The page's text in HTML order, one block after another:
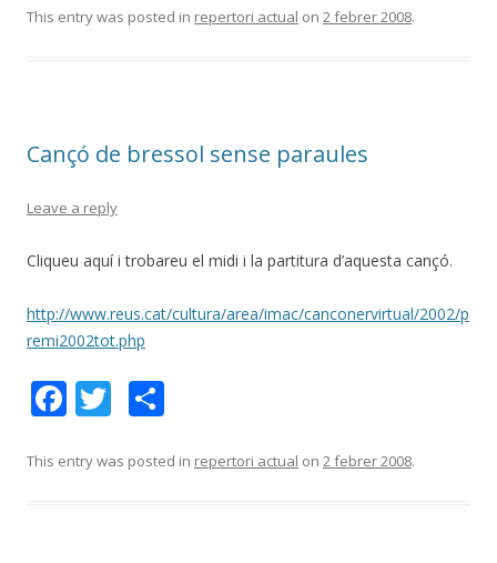
e
k
itt m
ix
This entry was posted in repertori actual on 2 febrer 2008.
Cançó de bressol sense paraules
Leave a reply
Cliqueu aquí i trobareu el midi i la partitura d’aquesta cançó.
http://www.reus.cat/cultura/area/imac/canconervirtual/2002/p
remi2002tot.php
F
e
T
itt m
This entry was posted in repertori actual on 2 febrer 2008.